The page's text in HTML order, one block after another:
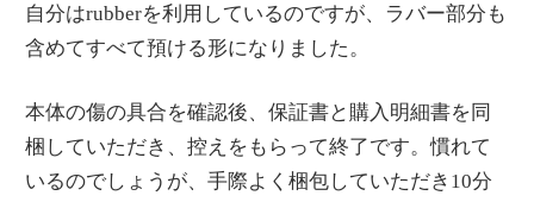
自分はrubberを利用しているのですが、ラバー部分も
含めてすべて預ける形になりました。
本体の傷の具合を確認後、保証書と購入明細書を同
梱していただき、控えをもらって終了です。慣れて
いるのでしょうが、手際よく梱包していただき10分